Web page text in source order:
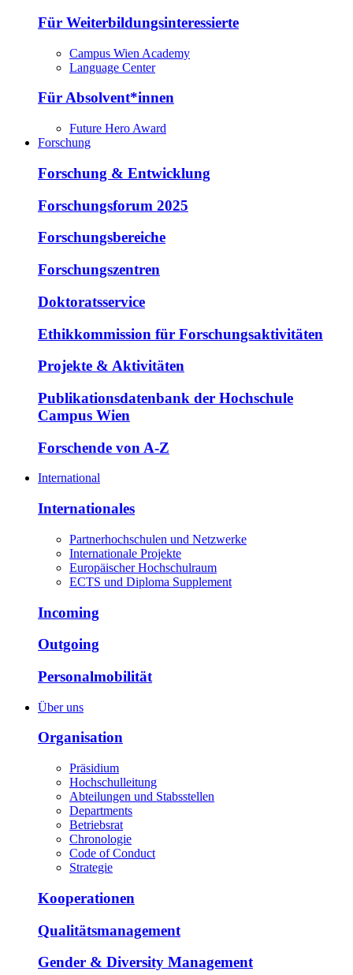
Für Weiterbildungsinteressierte
Campus Wien Academy
Language Center
Für Absolvent*innen
Future Hero Award
Forschung
Forschung & Entwicklung
Forschungsforum 2025
Forschungsbereiche
Forschungszentren
Doktoratsservice
Ethikkommission für Forschungsaktivitäten
Projekte & Aktivitäten
Publikationsdatenbank der Hochschule
Campus Wien
Forschende von A-Z
International
Internationales
Partnerhochschulen und Netzwerke
Internationale Projekte
Europäischer Hochschulraum
ECTS und Diploma Supplement
Incoming
Outgoing
Personalmobilität
Über uns
Organisation
Präsidium
Hochschulleitung
Abteilungen und Stabsstellen
Departments
Betriebsrat
Chronologie
Code of Conduct
Strategie
Kooperationen
Qualitätsmanagement
Gender & Diversity Management